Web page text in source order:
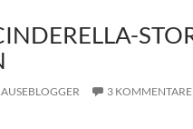
3 KOMMENTARE